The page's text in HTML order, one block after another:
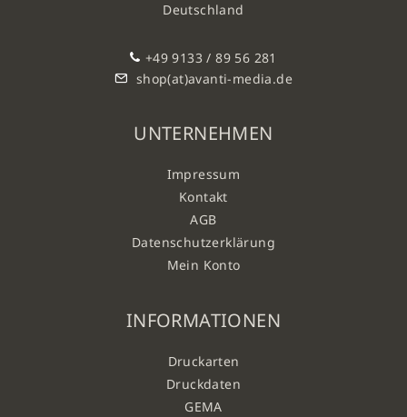
Deutschland
+49 9133 / 89 56 281
shop(at)avanti-media.de
UNTERNEHMEN
Impressum
Kontakt
AGB
Datenschutzerklärung
Mein Konto
INFORMATIONEN
Druckarten
Druckdaten
GEMA